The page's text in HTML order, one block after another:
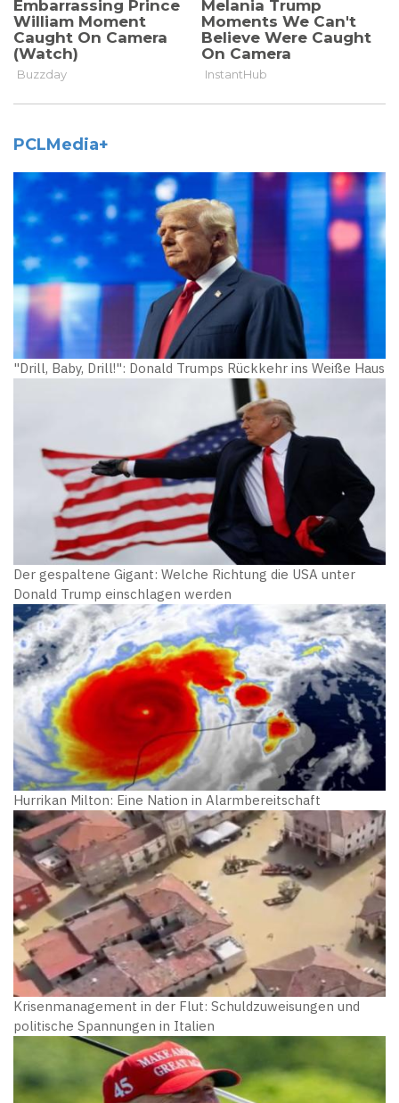
PCLMedia+
"Drill, Baby, Drill!": Donald Trumps Rückkehr ins Weiße Haus
Der gespaltene Gigant: Welche Richtung die USA unter
Donald Trump einschlagen werden
Hurrikan Milton: Eine Nation in Alarmbereitschaft
Krisenmanagement in der Flut: Schuldzuweisungen und
politische Spannungen in Italien